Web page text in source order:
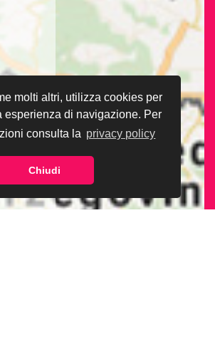
molti altri, utilizza cookies per
esperienza di navigazione. Per
consulta la privacy policy
Chiudi